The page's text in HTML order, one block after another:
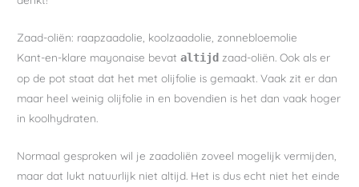
Zaad-oliën: raapzaadolie, koolzaadolie, zonnebloemolie
Kant-en-klare mayonaise bevataltijd zaad-oliën. Ook als er
op de pot staat dat het met olijfolie is gemaakt. Vaak zit er dan
maar heel weinig olijfolie in en bovendien is het dan vaak hoger
in koolhydraten.
Normaal gesproken wil je zaadoliën zoveel mogelijk vermijden,
maar dat lukt natuurlijk niet altijd. Het is dus echt niet het einde